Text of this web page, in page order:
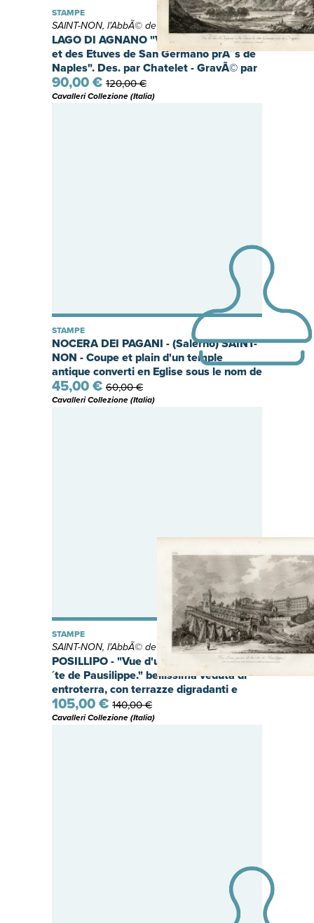
LAGO DI AGNANO "Vue du Lac d'Agnano
et des Etuves de San Germano prÃ¨s de
Naples". Des. par Chatelet - GravÃ© par
Berthault. Grande e bel paesaggio
STAMPE
SAINT-NON, l'AbbÃ© de
90,00 € 120,00 €
Cavalleri Collezione (Italia)
NOCERA DEI PAGANI - (Salerno) SAINT-
NON - Coupe et plain d'un temple
antique converti en Eglise sous le nom de
St. Marie Majeure Ã Nocera entre
Naples et Salerne. Tavola con pianta,
STAMPE
45,00 € 60,00 €
Cavalleri Collezione (Italia)
POSILLIPO - "Vue d'une Partie de la CÃ
´te de Pausilippe." bellissima veduta di
entroterra, con terrazze digradanti e
palazzi.
STAMPE
SAINT-NON, l'AbbÃ© de
105,00 € 140,00 €
Cavalleri Collezione (Italia)